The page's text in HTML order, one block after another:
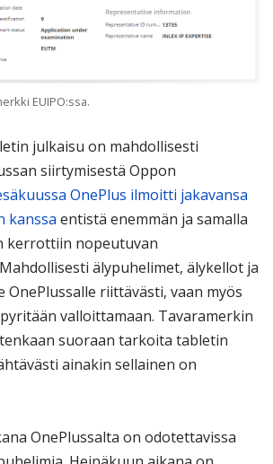
EUIPO:ssa.
julkaisu on mahdollisesti
siirtymisestä Oppon
OnePlus ilmoitti jakavansa
kanssa entistä enemmän ja samalla
kerrottiin nopeutuvan
älypuhelimet, älykellot ja
OnePlussalle riittävästi, vaan myös
valloittamaan. Tavaramerkin
suoraan tarkoita tabletin
ainakin sellainen on
OnePlussalta on odotettavissa